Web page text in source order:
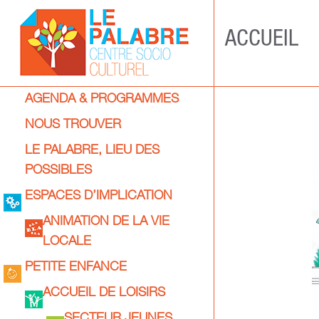
C
e
n
r
e
s
o
c
AGENDA & PROGRAMMES
NOUS TROUVER
LE PALABRE, LIEU DES
POSSIBLES
ESPACES D’IMPLICATION
ANIMATION DE LA VIE
LOCALE
PETITE ENFANCE
ACCUEIL DE LOISIRS
ACCUEIL